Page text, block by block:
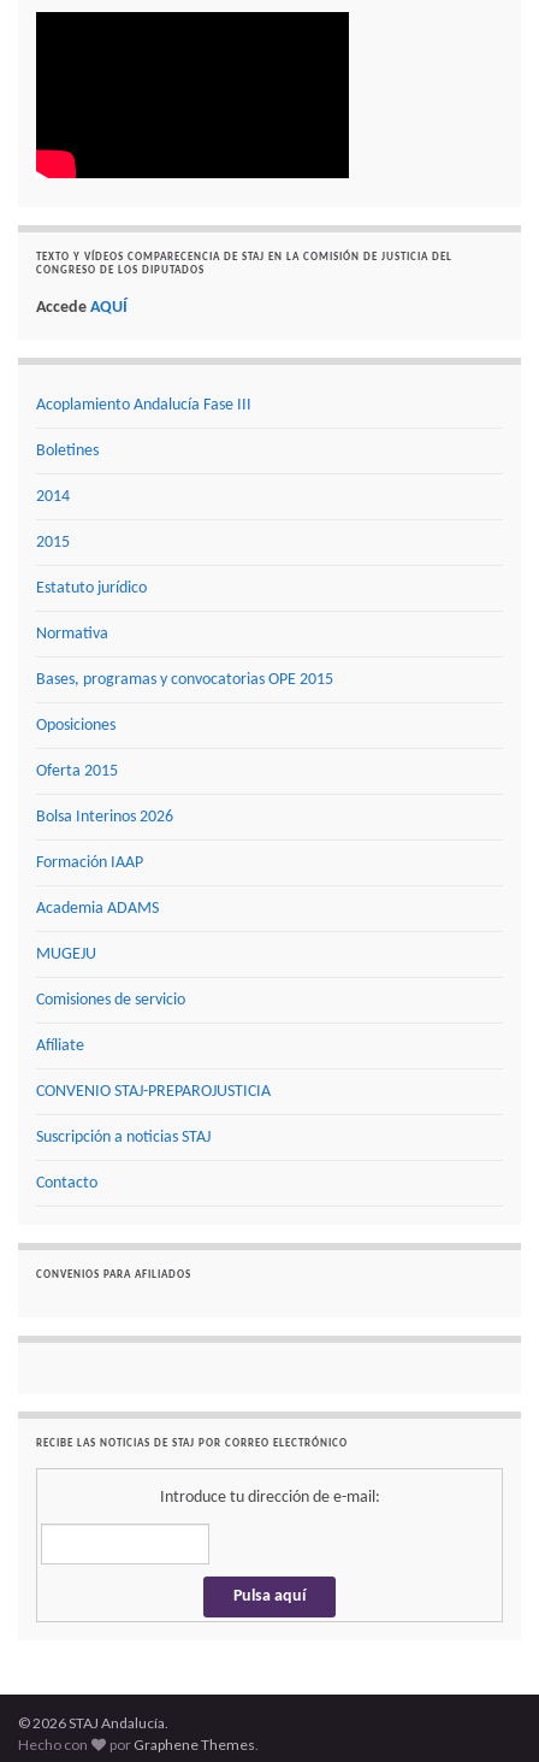
TEXTO Y VÍDEOS COMPARECENCIA DE STAJ EN LA COMISIÓN DE JUSTICIA DEL
CONGRESO DE LOS DIPUTADOS
Accede AQUÍ
Acoplamiento Andalucía Fase III
Boletines
2014
2015
Estatuto jurídico
Normativa
Bases, programas y convocatorias OPE 2015
Oposiciones
Oferta 2015
Bolsa Interinos 2026
Formación IAAP
Academia ADAMS
MUGEJU
Comisiones de servicio
Afíliate
CONVENIO STAJ-PREPAROJUSTICIA
Suscripción a noticias STAJ
Contacto
CONVENIOS PARA AFILIADOS
RECIBE LAS NOTICIAS DE STAJ POR CORREO ELECTRÓNICO
Introduce tu dirección de e-mail:
© 2026 STAJ Andalucía.
Hecho con
por Graphene Themes.